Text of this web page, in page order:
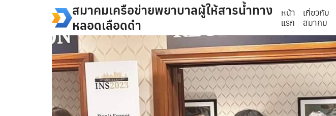
สมาคมเครือข่ายพยาบาลผู้ให้สารน้ำทาง
หลอดเลือดดำ
หน้า
แรก
เกี่ยวกับ
สมาคม
Search
for: